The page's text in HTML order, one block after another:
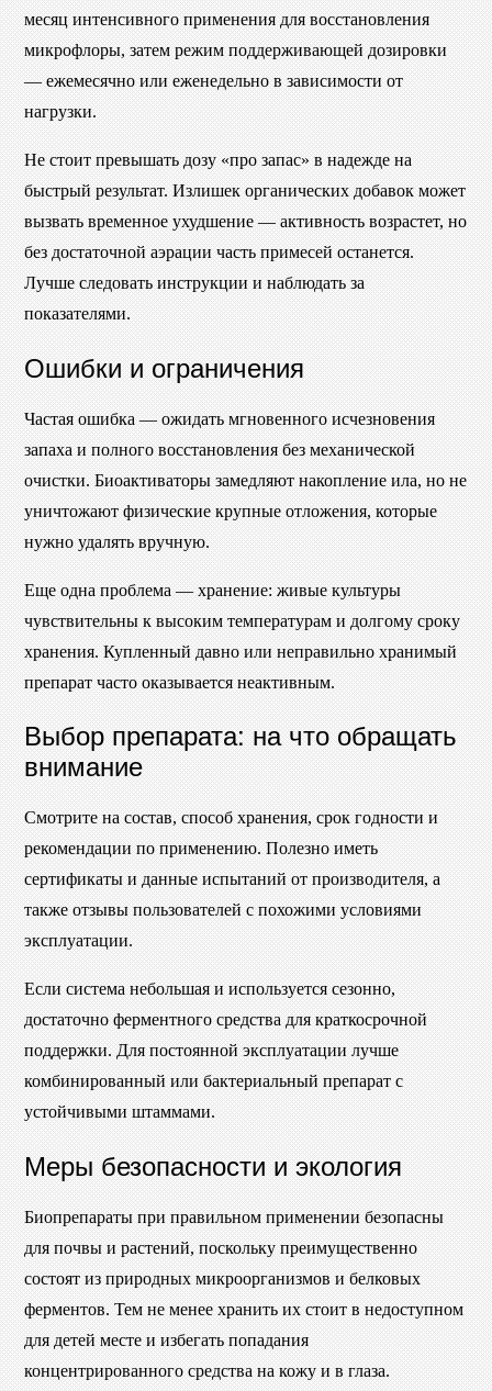
месяц интенсивного применения для восстановления
микрофлоры, затем режим поддерживающей дозировки
— ежемесячно или еженедельно в зависимости от
нагрузки.
Не стоит превышать дозу «про запас» в надежде на
быстрый результат. Излишек органических добавок может
вызвать временное ухудшение — активность возрастет, но
без достаточной аэрации часть примесей останется.
Лучше следовать инструкции и наблюдать за
показателями.
Ошибки и ограничения
Частая ошибка — ожидать мгновенного исчезновения
запаха и полного восстановления без механической
очистки. Биоактиваторы замедляют накопление ила, но не
уничтожают физические крупные отложения, которые
нужно удалять вручную.
Еще одна проблема — хранение: живые культуры
чувствительны к высоким температурам и долгому сроку
хранения. Купленный давно или неправильно хранимый
препарат часто оказывается неактивным.
Выбор препарата: на что обращать
внимание
Смотрите на состав, способ хранения, срок годности и
рекомендации по применению. Полезно иметь
сертификаты и данные испытаний от производителя, а
также отзывы пользователей с похожими условиями
эксплуатации.
Если система небольшая и используется сезонно,
достаточно ферментного средства для краткосрочной
поддержки. Для постоянной эксплуатации лучше
комбинированный или бактериальный препарат с
устойчивыми штаммами.
Меры безопасности и экология
Биопрепараты при правильном применении безопасны
для почвы и растений, поскольку преимущественно
состоят из природных микроорганизмов и белковых
ферментов. Тем не менее хранить их стоит в недоступном
для детей месте и избегать попадания
концентрированного средства на кожу и в глаза.